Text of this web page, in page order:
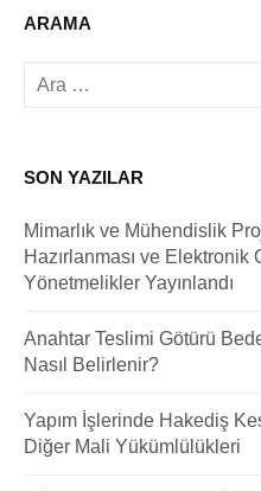
ARAMA
Arama:
SON YAZILAR
Mimarlık ve Mühendislik
Hazırlanması ve Elektronik
Yönetmelikler Yayınlandı
Anahtar Teslimi Götürü
Nasıl Belirlenir?
Yapım İşlerinde Hakediş
Diğer Mali Yükümlülükleri